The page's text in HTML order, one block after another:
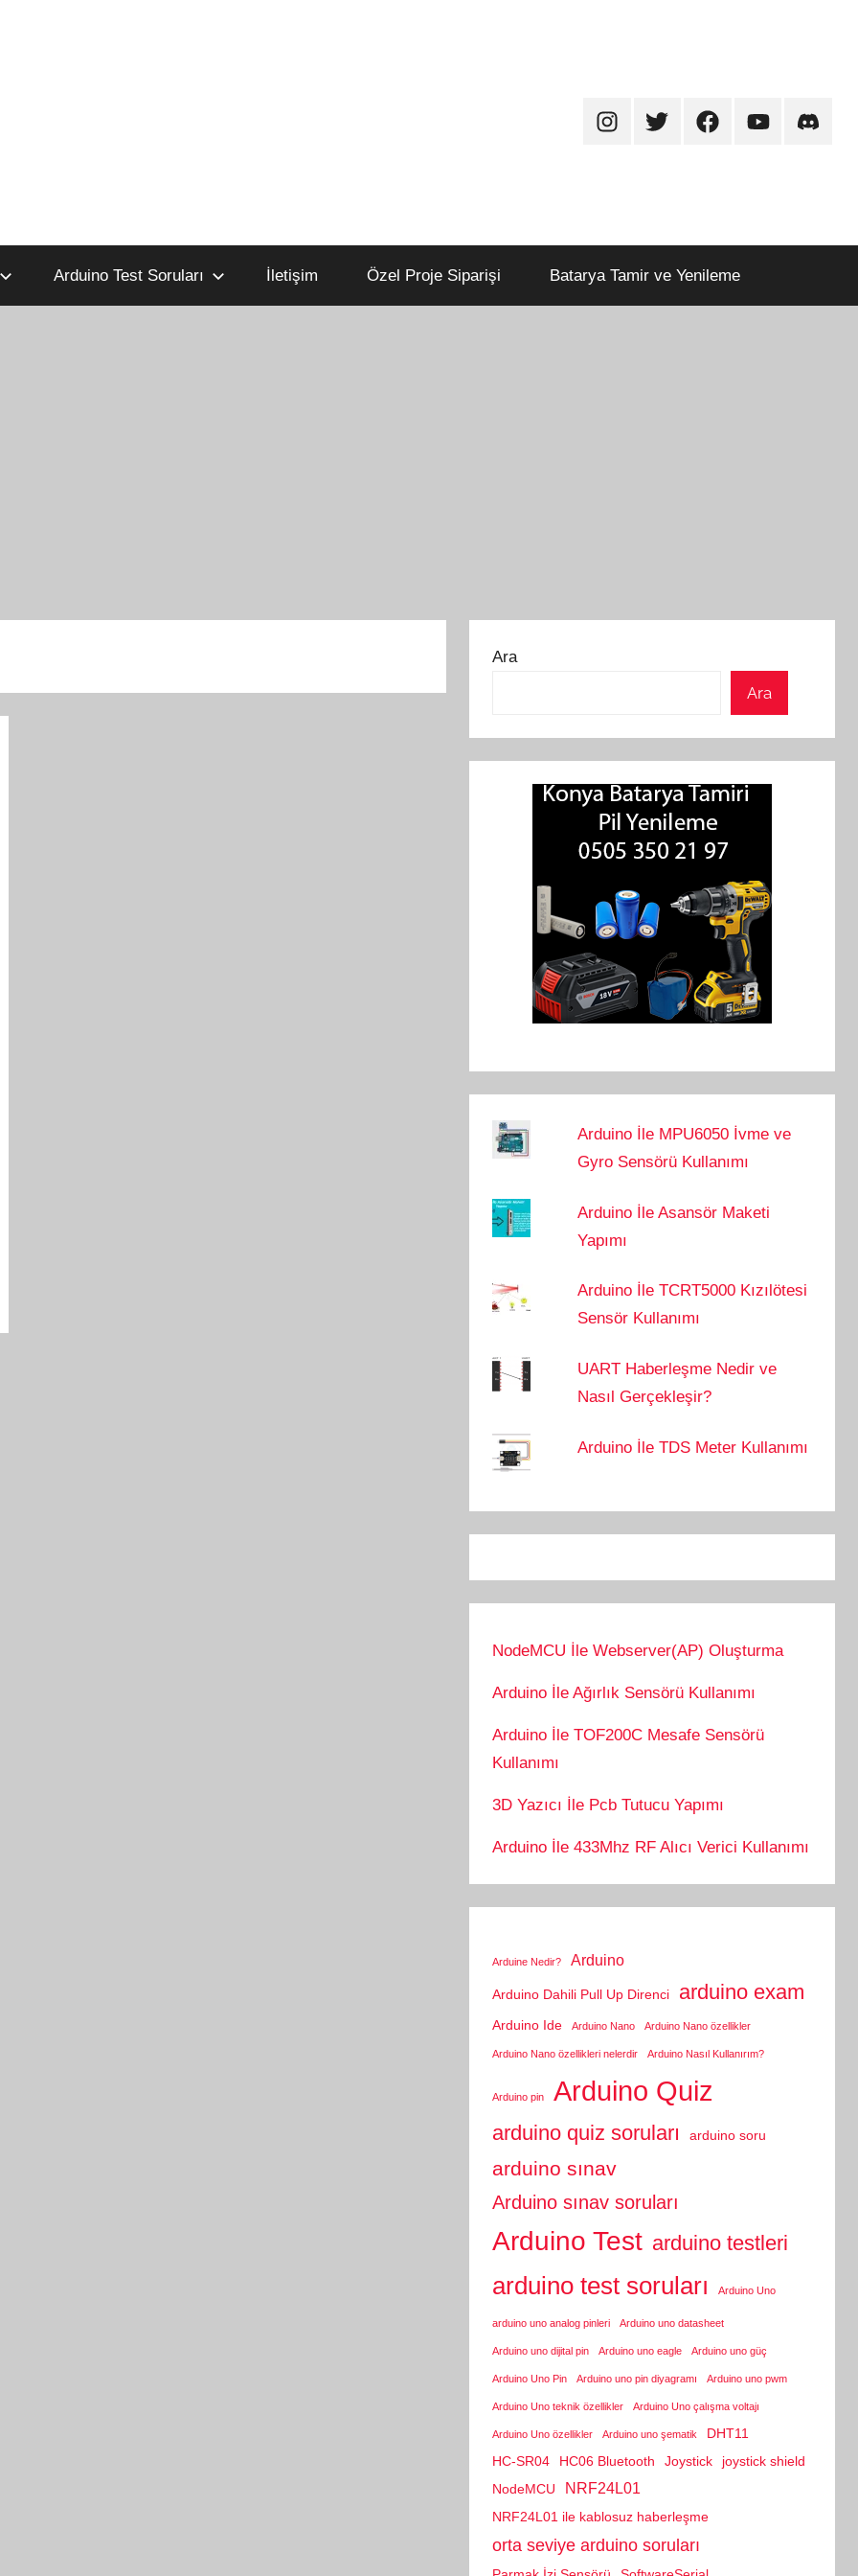
ArduinoArduinoArduinoArduinoArduino
Arduino Test Soruları İletişim Özel Proje Siparişi Batarya Tamir ve Yenileme
Ara
Ara
Arduino İle MPU6050 İvme ve
Gyro Sensörü Kullanımı
Arduino İle Asansör Maketi
Yapımı
Arduino İle TCRT5000 Kızılötesi
Sensör Kullanımı
UART Haberleşme Nedir ve
Nasıl Gerçekleşir?
Arduino İle TDS Meter Kullanımı
NodeMCU İle Webserver(AP) Oluşturma
Arduino İle Ağırlık Sensörü Kullanımı
Arduino İle TOF200C Mesafe Sensörü
Kullanımı
3D Yazıcı İle Pcb Tutucu Yapımı
Arduino İle 433Mhz RF Alıcı Verici Kullanımı
Arduine Nedir? Arduino
Arduino Dahili Pull Up Direnci arduino exam
Arduino Ide Arduino Nano Arduino Nano özellikler
Arduino Nano özellikleri nelerdir Arduino Nasıl Kullanırım?
Arduino pin Arduino Quiz
arduino quiz soruları arduino soru
arduino sınav
Arduino sınav soruları
Arduino Test arduino testleri
arduino test soruları Arduino Uno
arduino uno analog pinleri Arduino uno datasheet
Arduino uno dijital pin Arduino uno eagle Arduino uno güç
Arduino Uno Pin Arduino uno pin diyagramı Arduino uno pwm
Arduino Uno teknik özellikler Arduino Uno çalışma voltajı
Arduino Uno özellikler Arduino uno şematik
DHT11
HC-SR04
HC06 Bluetooth Joystick
joystick shield
NodeMCU
NRF24L01
NRF24L01 ile kablosuz haberleşme
orta seviye arduino soruları